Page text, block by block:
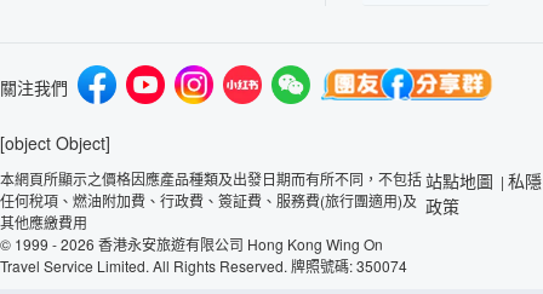
關注我們
[object Object]
本網頁所顯示之價格因應產品種類及出發日期而有所不同，不包括
任何稅項、燃油附加費、行政費、簽証費、服務費(旅行團適用)及
其他應繳費用
© 1999 - 2026 香港永安旅遊有限公司 Hong Kong Wing On
Travel Service Limited. All Rights Reserved. 牌照號碼: 350074
站點地圖 | 私隱
政策